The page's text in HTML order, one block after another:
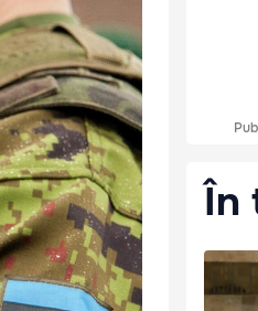
În